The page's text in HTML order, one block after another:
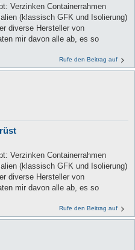
Verzinken Containerrahmen
(klassisch GFK und Isolierung)
diverse Hersteller von
mir davon alle ab, es so
Rufe den Beitrag auf
Verzinken Containerrahmen
(klassisch GFK und Isolierung)
diverse Hersteller von
mir davon alle ab, es so
Rufe den Beitrag auf